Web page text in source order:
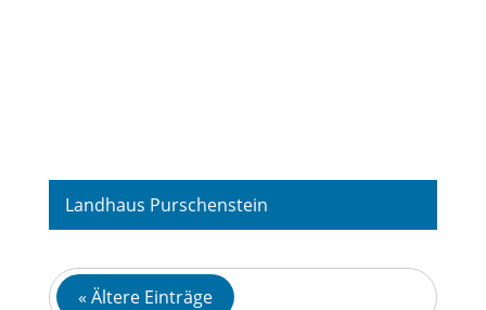
Landhaus Purschenstein
Fotografie
« Ältere Einträge